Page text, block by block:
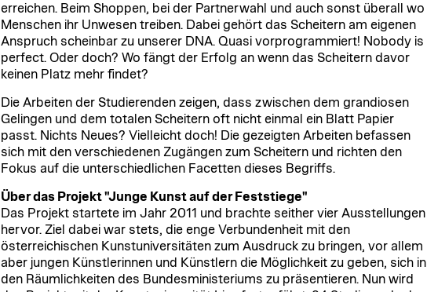
erreichen. Beim Shoppen, bei der Partnerwahl und auch sonst überall wo
Menschen ihr Unwesen treiben. Dabei gehört das Scheitern am eigenen
Anspruch scheinbar zu unserer DNA. Quasi vorprogrammiert! Nobody is
perfect. Oder doch? Wo fängt der Erfolg an wenn das Scheitern davor
keinen Platz mehr findet?
Die Arbeiten der Studierenden zeigen, dass zwischen dem grandiosen
Gelingen und dem totalen Scheitern oft nicht einmal ein Blatt Papier
passt. Nichts Neues? Vielleicht doch! Die gezeigten Arbeiten befassen
sich mit den verschiedenen Zugängen zum Scheitern und richten den
Fokus auf die unterschiedlichen Facetten dieses Begriffs.
Über das Projekt "Junge Kunst auf der Feststiege"
Das Projekt startete im Jahr 2011 und brachte seither vier Ausstellungen
hervor. Ziel dabei war stets, die enge Verbundenheit mit den
österreichischen Kunstuniversitäten zum Ausdruck zu bringen, vor allem
aber jungen Künstlerinnen und Künstlern die Möglichkeit zu geben, sich in
den Räumlichkeiten des Bundesministeriums zu präsentieren. Nun wird